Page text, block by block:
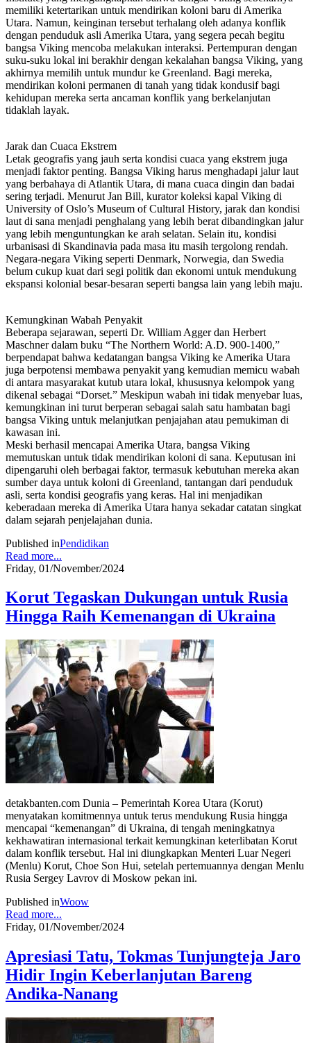
memiliki ketertarikan untuk mendirikan koloni baru di Amerika
Utara. Namun, keinginan tersebut terhalang oleh adanya konflik
dengan penduduk asli Amerika Utara, yang segera pecah begitu
bangsa Viking mencoba melakukan interaksi. Pertempuran dengan
suku-suku lokal ini berakhir dengan kekalahan bangsa Viking, yang
akhirnya memilih untuk mundur ke Greenland. Bagi mereka,
mendirikan koloni permanen di tanah yang tidak kondusif bagi
kehidupan mereka serta ancaman konflik yang berkelanjutan
tidaklah layak.
Jarak dan Cuaca Ekstrem
Letak geografis yang jauh serta kondisi cuaca yang ekstrem juga
menjadi faktor penting. Bangsa Viking harus menghadapi jalur laut
yang berbahaya di Atlantik Utara, di mana cuaca dingin dan badai
sering terjadi. Menurut Jan Bill, kurator koleksi kapal Viking di
University of Oslo’s Museum of Cultural History, jarak dan kondisi
laut di sana menjadi penghalang yang lebih berat dibandingkan jalur
yang lebih menguntungkan ke arah selatan. Selain itu, kondisi
urbanisasi di Skandinavia pada masa itu masih tergolong rendah.
Negara-negara Viking seperti Denmark, Norwegia, dan Swedia
belum cukup kuat dari segi politik dan ekonomi untuk mendukung
ekspansi kolonial besar-besaran seperti bangsa lain yang lebih maju.
Kemungkinan Wabah Penyakit
Beberapa sejarawan, seperti Dr. William Agger dan Herbert
Maschner dalam buku “The Northern World: A.D. 900-1400,”
berpendapat bahwa kedatangan bangsa Viking ke Amerika Utara
juga berpotensi membawa penyakit yang kemudian memicu wabah
di antara masyarakat kutub utara lokal, khususnya kelompok yang
dikenal sebagai “Dorset.” Meskipun wabah ini tidak menyebar luas,
kemungkinan ini turut berperan sebagai salah satu hambatan bagi
bangsa Viking untuk melanjutkan penjajahan atau pemukiman di
kawasan ini.
Meski berhasil mencapai Amerika Utara, bangsa Viking
memutuskan untuk tidak mendirikan koloni di sana. Keputusan ini
dipengaruhi oleh berbagai faktor, termasuk kebutuhan mereka akan
sumber daya untuk koloni di Greenland, tantangan dari penduduk
asli, serta kondisi geografis yang keras. Hal ini menjadikan
keberadaan mereka di Amerika Utara hanya sekadar catatan singkat
dalam sejarah penjelajahan dunia.
Published inPendidikan
Read more...
Friday, 01/November/2024
Korut Tegaskan Dukungan untuk Rusia
Hingga Raih Kemenangan di Ukraina
detakbanten.com Dunia – Pemerintah Korea Utara (Korut)
menyatakan komitmennya untuk terus mendukung Rusia hingga
mencapai “kemenangan” di Ukraina, di tengah meningkatnya
kekhawatiran internasional terkait kemungkinan keterlibatan Korut
dalam konflik tersebut. Hal ini diungkapkan Menteri Luar Negeri
(Menlu) Korut, Choe Son Hui, setelah pertemuannya dengan Menlu
Rusia Sergey Lavrov di Moskow pekan ini.
Published inWoow
Read more...
Friday, 01/November/2024
Apresiasi Tatu, Tokmas Tunjungteja Jaro
Hidir Ingin Keberlanjutan Bareng
Andika-Nanang